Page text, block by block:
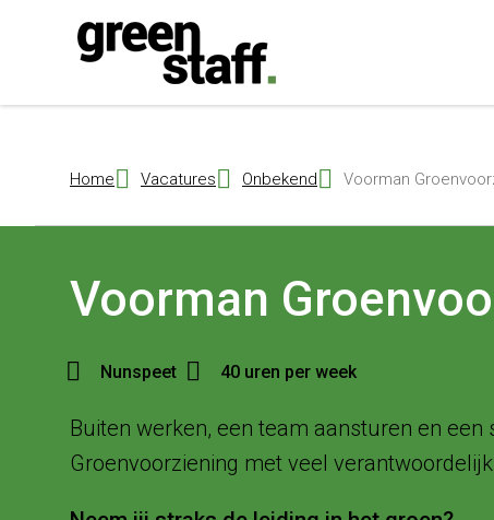
Home Vacatures Onbekend Voorman
Voorman
Nunspeet 40 uren per week
Buiten werken, een team aansturen en
Groenvoorziening met veel